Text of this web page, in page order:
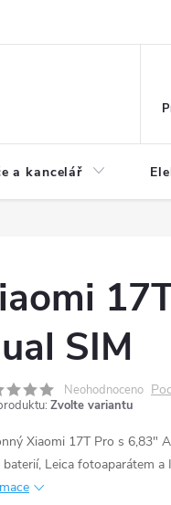
a kancelář
SIM
Neohodnoceno
Zvolte variantu
Xiaomi 17T Pro s 6,83"
Leica fotoaparátem a